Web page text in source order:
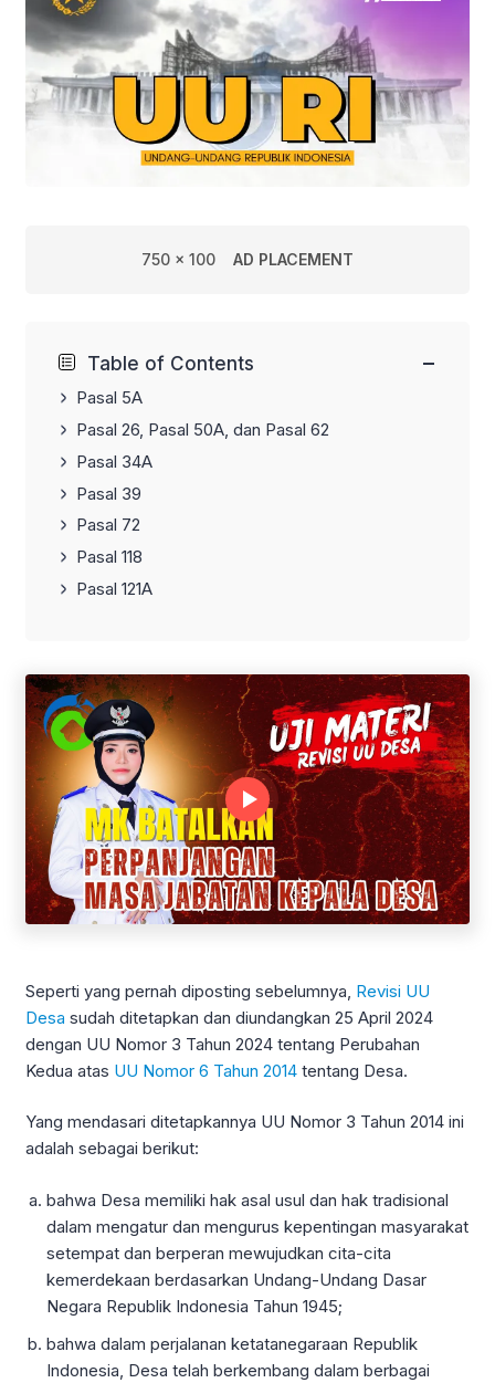
750 x 100 AD PLACEMENT
Table of Contents −
Pasal 5A
Pasal 26, Pasal 50A, dan Pasal 62
Pasal 34A
Pasal 39
Pasal 72
Pasal 118
Pasal 121A
Seperti yang pernah diposting sebelumnya, Revisi UU
Desa sudah ditetapkan dan diundangkan 25 April 2024
dengan UU Nomor 3 Tahun 2024 tentang Perubahan
Kedua atas UU Nomor 6 Tahun 2014 tentang Desa.
Yang mendasari ditetapkannya UU Nomor 3 Tahun 2014 ini
adalah sebagai berikut:
bahwa Desa memiliki hak asal usul dan hak tradisional
dalam mengatur dan mengurus kepentingan masyarakat
setempat dan berperan mewujudkan cita-cita
kemerdekaan berdasarkan Undang-Undang Dasar
Negara Republik Indonesia Tahun 1945;
bahwa dalam perjalanan ketatanegaraan Republik
Indonesia, Desa telah berkembang dalam berbagai